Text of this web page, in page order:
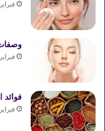
فبراير 13, 2026
فبراير 11, 2026
فوائد
فبراير 11, 2026